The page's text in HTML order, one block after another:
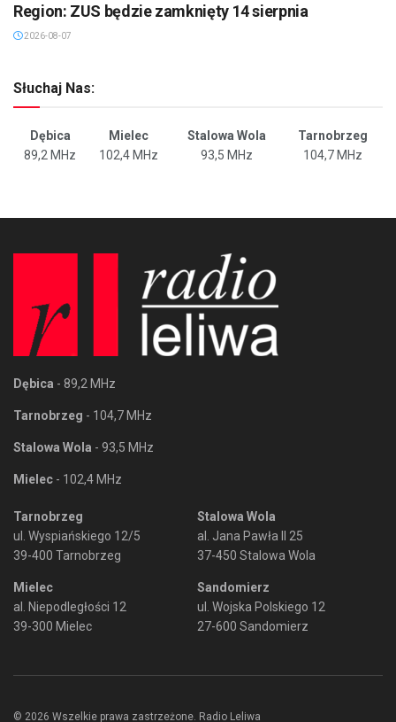
Region: ZUS będzie zamknięty 14 sierpnia
2026-08-07
Słuchaj Nas:
Dębica Mielec Stalowa Wola
Tarnobrzeg
89,2 MHz
102,4 MHz 93,5 MHz 104,7 MHz
Dębica - 89,2 MHz
Tarnobrzeg - 104,7 MHz
Stalowa Wola - 93,5 MHz
Mielec - 102,4 MHz
Tarnobrzeg
ul. Wyspiańskiego 12/5
39-400 Tarnobrzeg
Mielec
al. Niepodległości 12
39-300 Mielec
Stalowa Wola
al. Jana Pawła II 25
37-450 Stalowa Wola
Sandomierz
ul. Wojska Polskiego 12
27-600 Sandomierz
© 2026 Wszelkie prawa zastrzeżone. Radio Leliwa